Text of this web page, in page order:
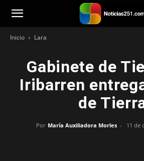
Noticias251
Inicio Lara
Gabinete de
Iribarren
de
Por María Auxiliadora Morles - 11 de